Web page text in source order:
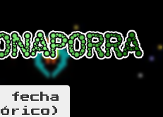
fecha